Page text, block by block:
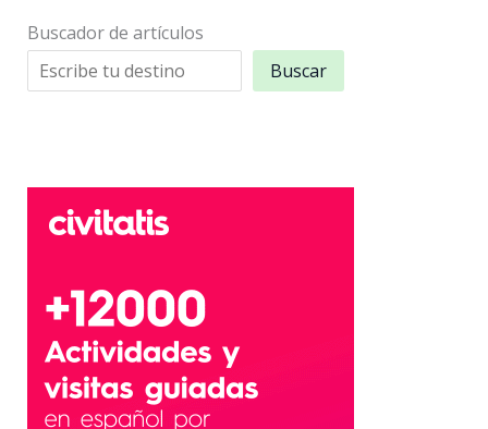
Buscador de artículos
Buscar